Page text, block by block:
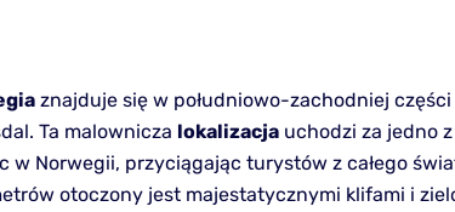
znajduje się w południowo-zachodniej
Ta malownicza lokalizacja uchodzi za jedno z
w Norwegii, przyciągając turystów z całego
otoczony jest majestatycznymi klifami i